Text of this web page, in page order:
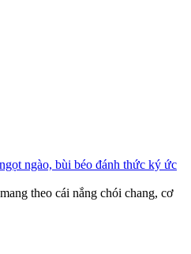
ngào, bùi béo đánh thức ký ức
theo cái nắng chói chang, cơ